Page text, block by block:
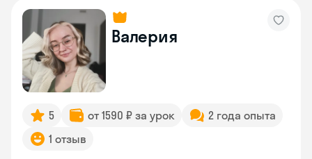
Валерия
5 от 1590 ₽ за урок
2 года опыта
1 отзыв